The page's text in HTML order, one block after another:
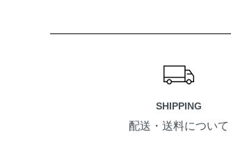
SHIPPING
配送・送料について